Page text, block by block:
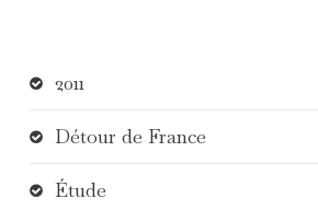
2011
Détour de France
Étude